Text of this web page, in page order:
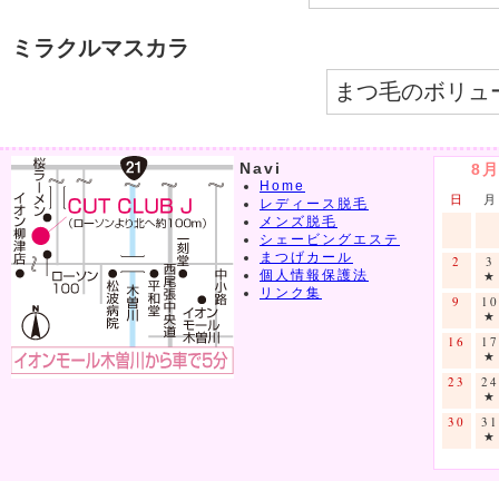
ミラクルマスカラ
まつ毛のボリュ
Navi
Home
レディース脱毛
メンズ脱毛
シェービングエステ
まつげカール
個人情報保護法
リンク集
8
日 月
2
3
★
9
10
★
16
17
★
23
24
★
30
31
★